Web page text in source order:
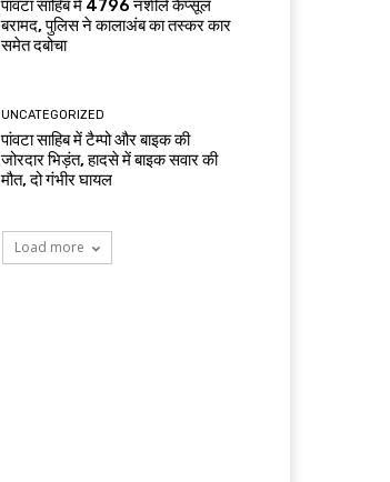
पांवटा साहिब में 4796 नशीले कैप्सूल
बरामद, पुलिस ने कालाअंब का तस्कर कार
समेत दबोचा
UNCATEGORIZED
पांवटा साहिब में टैम्पो और बाइक की
जोरदार भिड़ंत, हादसे में बाइक सवार की
मौत, दो गंभीर घायल
Load more